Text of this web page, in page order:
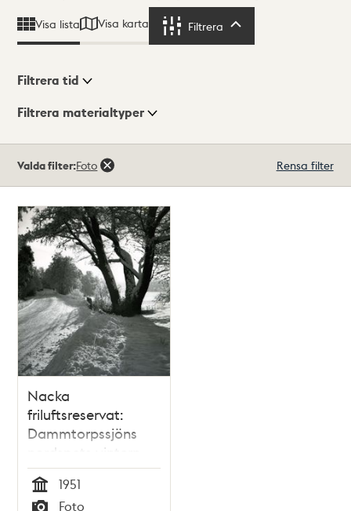
Visa lista Visa karta Filtrera
Visningsläge
Filtrera tid
Filtrera materialtyper
träffar
Valda filter:Foto Rensa filter
Nacka
friluftsreservat:
Dammtorpssjöns
nordspets vintern
1951
Tid
1951
Foto